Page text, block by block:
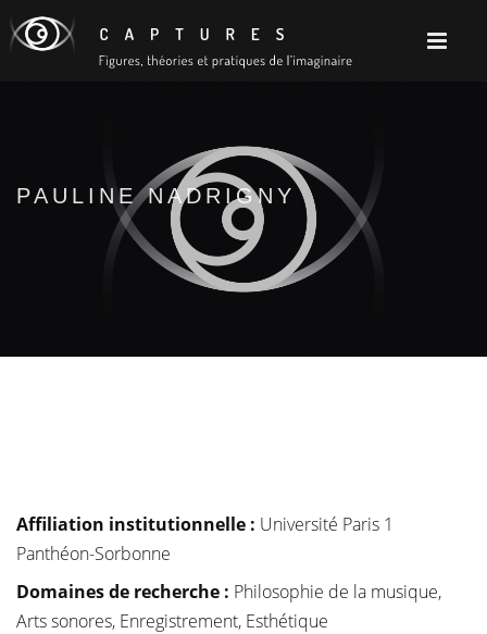
PAULINE NADRIGNY
Affiliation institutionnelle : Université Paris 1
Panthéon-Sorbonne
Domaines de recherche : Philosophie de la musique,
Arts sonores, Enregistrement, Esthétique